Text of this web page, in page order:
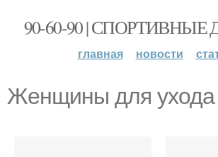
90-60-90 |
главная новости
Женщины для ухода